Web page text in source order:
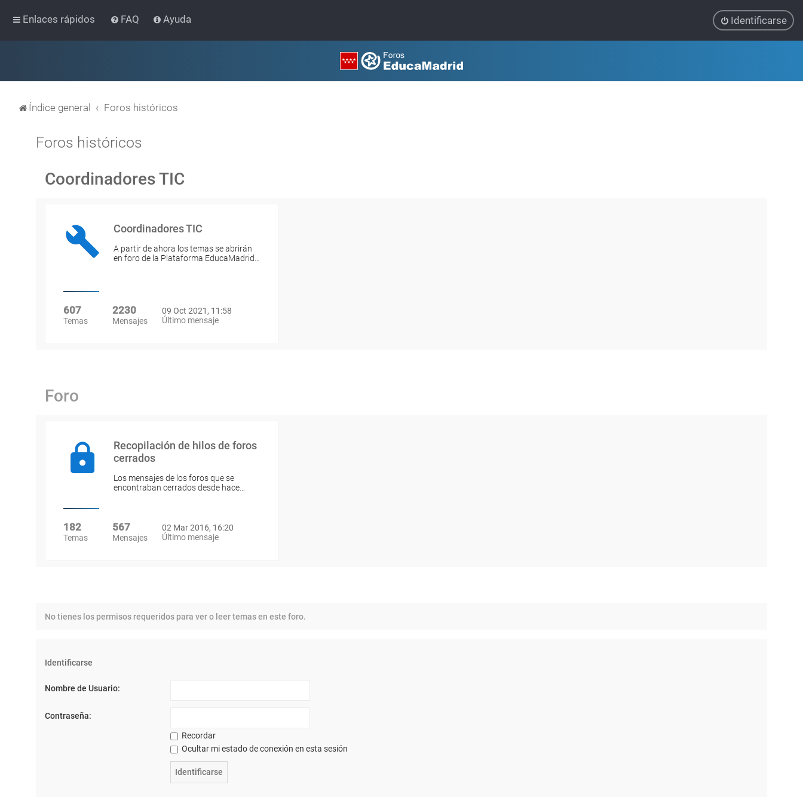
Enlaces rápidos FAQ Ayuda Identificarse
Índice general Foros históricos
Foros históricos
Coordinadores TIC
Coordinadores TIC
A partir de ahora los temas se abrirán
en foro de la Plataforma EducaMadrid…
607
Temas
2230
Mensajes
09 Oct 2021, 11:58
Último mensaje
Foro
Recopilación de hilos de foros
cerrados
Los mensajes de los foros que se
encontraban cerrados desde hace…
182
Temas
567
Mensajes
02 Mar 2016, 16:20
Último mensaje
No tienes los permisos requeridos para ver o leer temas en este foro.
Identificarse
Nombre de Usuario:
Contraseña:
Recordar
Ocultar mi estado de conexión en esta sesión